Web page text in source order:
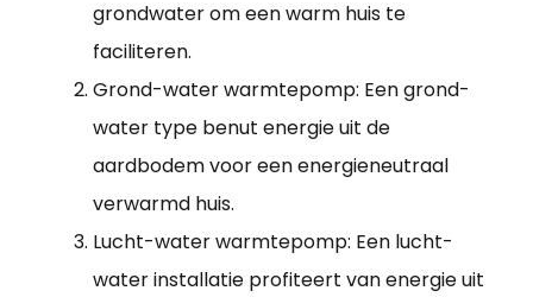
grondwater om een warm huis te
faciliteren.
Grond-water warmtepomp: Een grond-
water type benut energie uit de
aardbodem voor een energieneutraal
verwarmd huis.
Lucht-water warmtepomp: Een lucht-
water installatie profiteert van energie uit